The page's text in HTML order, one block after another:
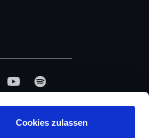
Cookies zulassen